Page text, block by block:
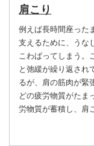
肩こり
例えば長時間座った
支えるために、うな
こわばってしまう。
と弛緩が繰り返され
るが、肩の筋肉が緊
どの疲労物質がたま
労物質が蓄積し、肩